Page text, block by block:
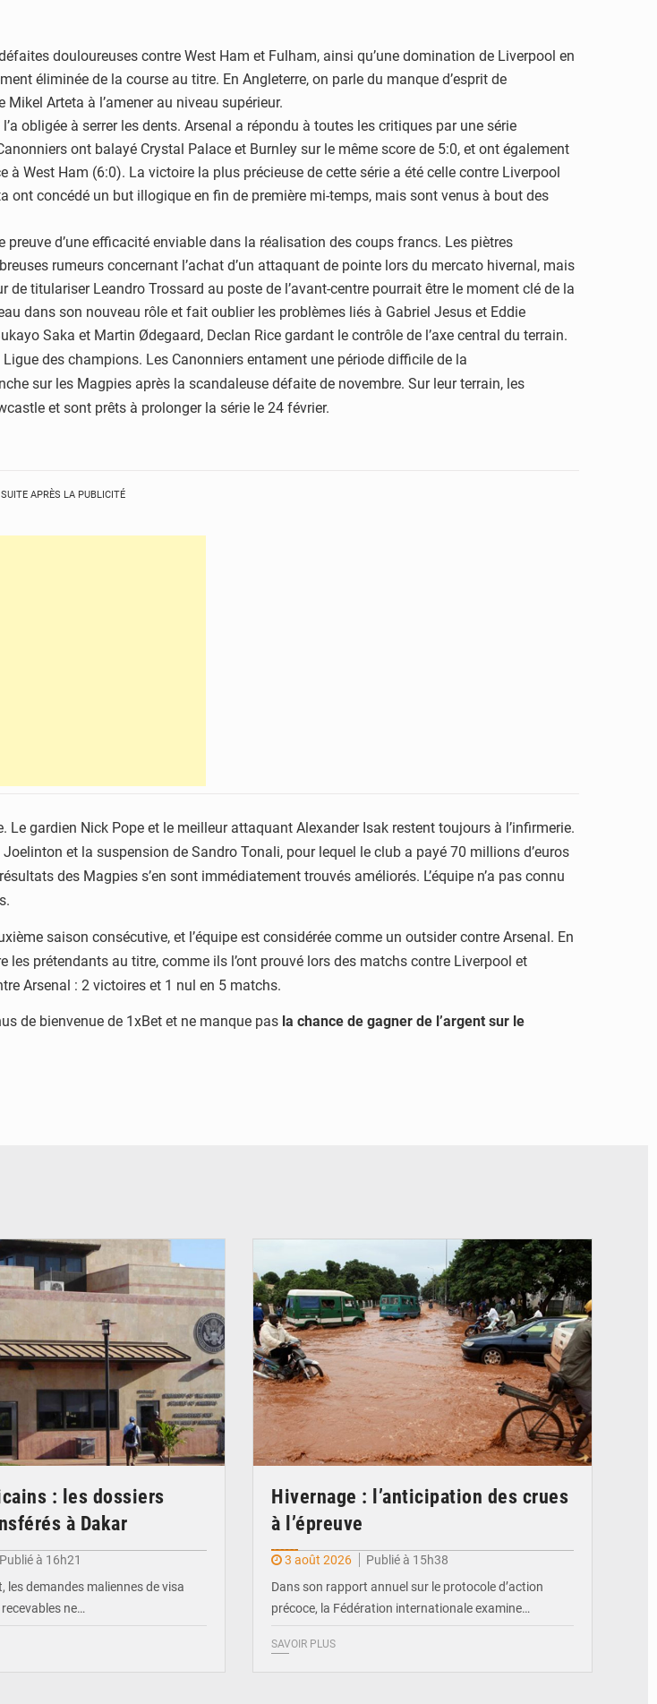
douloureuses contre West Ham et Fulham, ainsi qu’une domination de Liverpool en
éliminée de la course au titre. En Angleterre, on parle du manque d’esprit de
Mikel Arteta à l’amener au niveau supérieur.
obligée à serrer les dents. Arsenal a répondu à toutes les critiques par une série
ont balayé Crystal Palace et Burnley sur le même score de 5:0, et ont également
à West Ham (6:0). La victoire la plus précieuse de cette série a été celle contre Liverpool
ont concédé un but illogique en fin de première mi-temps, mais sont venus à bout des
preuve d’une efficacité enviable dans la réalisation des coups francs. Les piètres
rumeurs concernant l’achat d’un attaquant de pointe lors du mercato hivernal, mais
de titulariser Leandro Trossard au poste de l’avant-centre pourrait être le moment clé de la
dans son nouveau rôle et fait oublier les problèmes liés à Gabriel Jesus et Eddie
Saka et Martin Ødegaard, Declan Rice gardant le contrôle de l’axe central du terrain.
Ligue des champions. Les Canonniers entament une période difficile de la
sur les Magpies après la scandaleuse défaite de novembre. Sur leurterrain, les
et sont prêts à prolonger la série le 24 février.
APRÈS LA PUBLICITÉ
Le gardien Nick Pope et le meilleur attaquant Alexander Isak restent toujours à l’infirmerie.
et la suspension de Sandro Tonali, pour lequel le club a payé 70 millions d’euros
des Magpies s’en sont immédiatement trouvés améliorés. L’équipe n’a pas connu
saison consécutive, et l’équipe est considérée comme un outsidercontre Arsenal. En
les prétendants au titre, comme ils l’ont prouvé lors des matchs contre Liverpool et
Arsenal : 2 victoires et 1 nul en 5 matchs.
de bienvenue de 1xBet et ne manque pas la chance de gagner de l’argent sur le
: les dossiers
à Dakar
Publié à 16h21
les demandes maliennes de visa
ne…
Hivernage : l’anticipation des crues
à l’épreuve
3 août 2026
Publié à 15h38
Dans son rapport annuel sur le protocole d’action
précoce, la Fédération internationale examine…
SAVOIR PLUS